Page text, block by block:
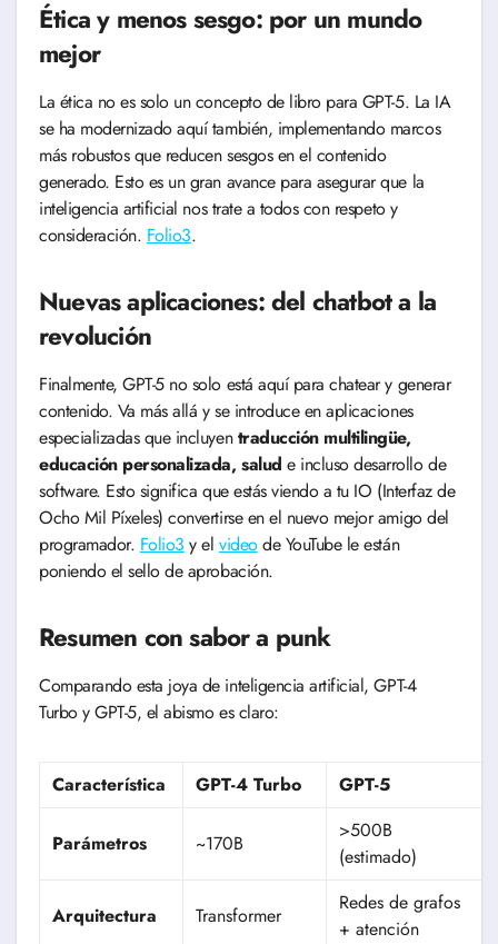
Ética y menos sesgo: por un mundo
mejor
La ética no es solo un concepto de libro para GPT-5. La IA
se ha modernizado aquí también, implementando marcos
más robustos que reducen sesgos en el contenido
generado. Esto es un gran avance para asegurar que la
inteligencia artificial nos trate a todos con respeto y
consideración. Folio3.
Nuevas aplicaciones: del chatbot a la
revolución
Finalmente, GPT-5 no solo está aquí para chatear y generar
contenido. Va más allá y se introduce en aplicaciones
especializadas que incluyentraducción multilingüe,
educación personalizada, salud e incluso desarrollo de
software. Esto significa que estás viendo a tu IO (Interfaz de
Ocho Mil Píxeles) convertirse en el nuevo mejor amigo del
programador. Folio3 y elvideode YouTube le están
poniendo el sello de aprobación.
Resumen con sabor a punk
Comparando esta joya de inteligencia artificial, GPT-4
Turbo y GPT-5, el abismo es claro:
Característica GPT-4 Turbo GPT-5
Parámetros ~170B
>500B
(estimado)
Arquitectura Transformer
Redes de grafos
+ atención